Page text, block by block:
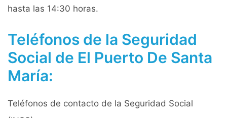
hasta las 14:30 horas.
Teléfonos de la Seguridad
Social de El Puerto De Santa
María:
Teléfonos de contacto de la Seguridad Social